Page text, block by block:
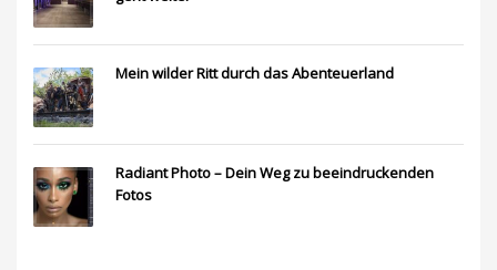
Mein wilder Ritt durch das Abenteuerland
Radiant Photo – Dein Weg zu beeindruckenden
Fotos